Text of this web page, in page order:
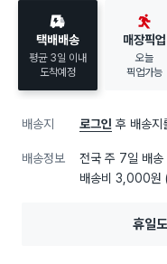
택배배송
평균 3일 이내
도착예정
매장픽업
오늘
픽업가능
배송지 로그인 후 배송지
배송정보 전국 주 7일 배송
배송비 3,000원
휴일